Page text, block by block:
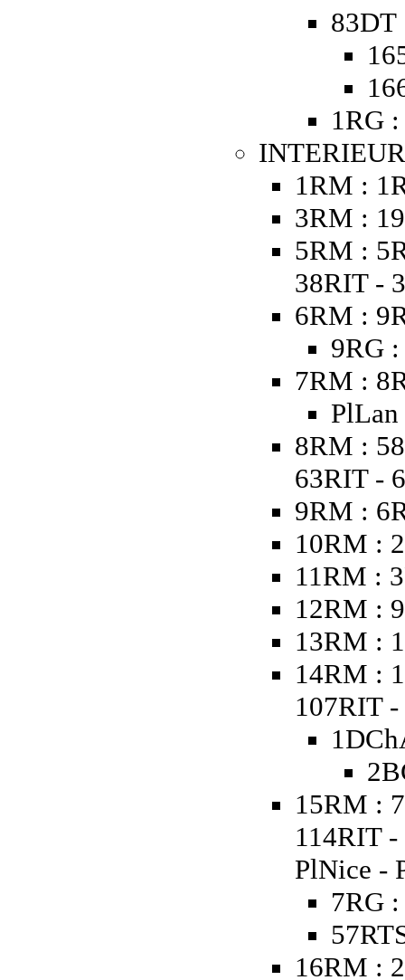
83DT
1RG
1RM :
3RM :
5RM :
38RIT -
6RM :
9RG
7RM :
8RM :
63RIT -
9RM :
10RM :
11RM :
12RM :
13RM :
14RM :
107RIT
15RM :
114RIT
PlNice -
7RG
16RM :